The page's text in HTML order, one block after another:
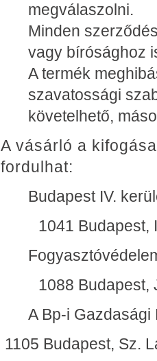
megválaszolni.
Minden
vagy bírósághoz
A termék
szavatossági
követelhető,
A vásárló a
fordulhat:
Budapest IV.
1041 Budapest,
1088 Budapest,
A Bp-i Gazdasági
1105 Budapest, Sz.